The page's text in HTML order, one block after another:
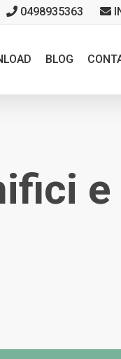
0498935363
BLOG
e